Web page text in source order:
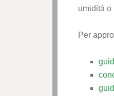
umidità o
Per